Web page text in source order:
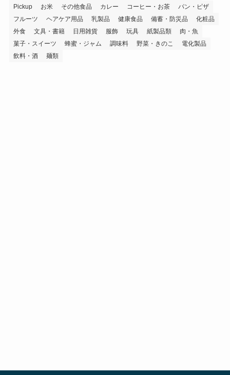
Pickup
お米 その他食品 カレー コーヒー・お茶
パン・ピザ
フルーツ
ヘアケア用品 乳製品 健康食品 備蓄・防災品
化粧品
外食
文具・書籍 日用雑貨 服飾 玩具 紙製品類
肉・魚
菓子・スイーツ
蜂蜜・ジャム 調味料 野菜・きのこ
電化製品
飲料・酒
麺類